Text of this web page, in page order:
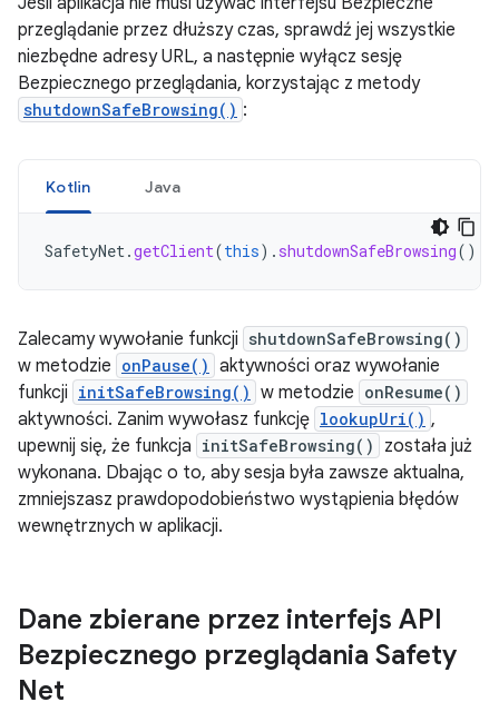
przeglądanie przez dłuższy czas, sprawdź jej wszystkie
niezbędne adresy URL, a następnie wyłącz sesję
Bezpiecznego przeglądania, korzystając z metody
shutdownSafeBrowsing() :
Kotlin Java
SafetyNet.getClient(this). shutdownSafeBrowsing()
Zalecamy wywołanie funkcji shutdownSafeBrowsing()
w metodzie onPause() aktywności oraz wywołanie
funkcji initSafeBrowsing() w metodzie onResume()
aktywności. Zanim wywołasz funkcję lookupUri() ,
upewnij się, że funkcja initSafeBrowsing()
została już
wykonana. Dbając o to, aby sesja była zawsze aktualna,
zmniejszasz prawdopodobieństwo wystąpienia błędów
wewnętrznych w aplikacji.
Dane zbierane przez interfejs API
Bezpiecznego przeglądania Safety
Net